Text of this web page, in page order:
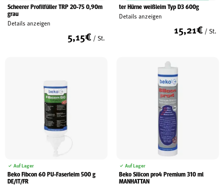
Schreinerei
Ausstellung
Infos
Kataloge
Service
Scheerer Profilfüller TRP 20-75 0,90m
grau
Details anzeigen
5,15€ / St.
ter Hürne weißleim Typ D3 600g
Details anzeigen
15,21€ / St.
Auf Lager
Beko Fibcon 60 PU-Faserleim 500 g
DE/IT/FR
Auf Lager
Beko Silicon pro4 Premium 310 ml
MANHATTAN